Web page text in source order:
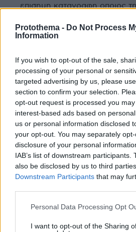
Protothema - Do Not Process
Information
If you wish to opt-out of the sale,
processing of your personal or
targeted advertising by us, please
section to confirm your selection.
opt-out request is processed you
interest-based ads based on
us or personal information disclosed
your opt-out. You may separately
disclosure of your personal
IAB’s list of downstream participants.
also be disclosed by us to third
Downstream Participants that may
Please note that this website/app
not limited to your visit or usage
Personal Data Processing Opt
I want to opt-out of the Sharing
επισημη καταγραφη οποιος
θες να τον λες ρατσιστη
ΑΛΛΆ ΤΟ ΙΔΙΟ ΛΕΩ ΚΑΙ ΕΓΩ
ΧΕΙΡΟΤΕΡΟΣ ΡΑΤΣΙΣΤΗΣ γιατι
ΑΠΑΝΤΗΣΗ
ηκ
02.01.2025, 13:52
Δυστυχώς υπάρχουν και
ΑΠΑΝΤΗΣΗ
Ο Ετσι
02.01.2025, 13:46
Τρολαρει ρε ταουκι
ΑΠΑΝΤΗΣΗ
02.01.2025, 13:54